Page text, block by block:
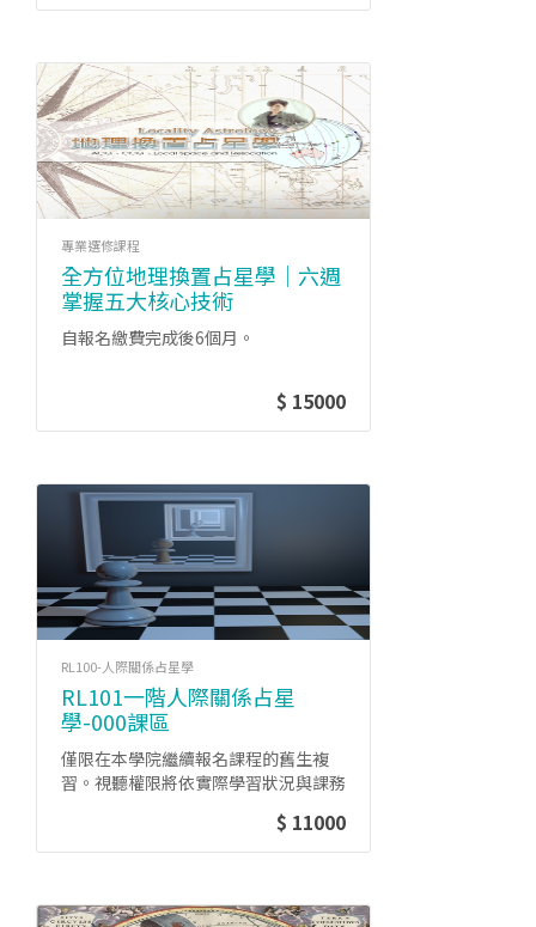
專業選修課程
全方位地理換置占星學｜六週
掌握五大核心技術
自報名繳費完成後6個月。
$ 15000
RL100-人際關係占星學
RL101一階人際關係占星
學-000課區
僅限在本學院繼續報名課程的舊生複
習。視聽權限將依實際學習狀況與課務
$ 11000